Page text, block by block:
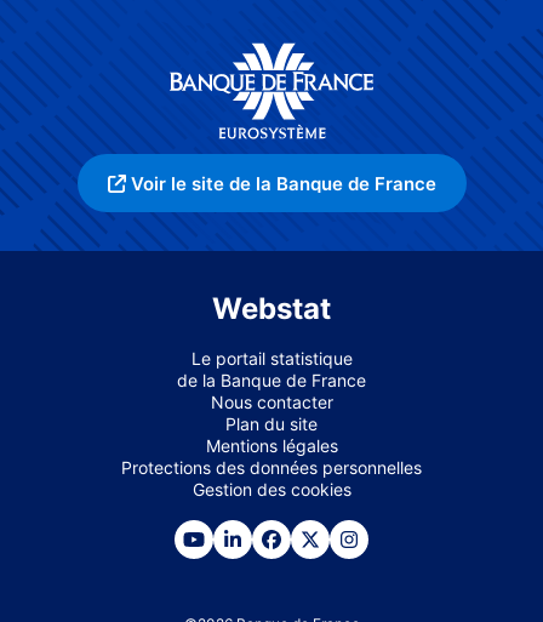
Voir le site de la Banque de France
Webstat
Le portail statistique
de la Banque de France
Nous contacter
Plan du site
Mentions légales
Protections des données personnelles
Gestion des cookies